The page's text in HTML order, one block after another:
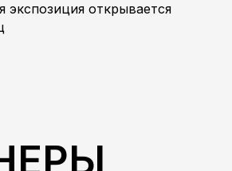
открывается